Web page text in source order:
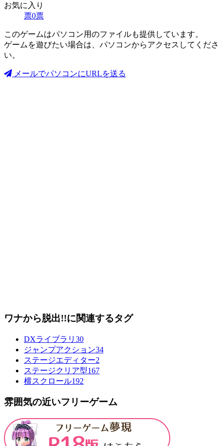
お気に入り
票0票
このゲームはパソコン用のファイルも提供しています。
ゲームを遊びたい場合は、パソコンからアクセスしてくださ
い。
メールでパソコンにURLを送る
ワナから脱出!!に関連するタグ
DXライブラリ 30
ジャンプアクション34
ステージエディター2
ステージクリア型167
横スクロール192
雰囲気の近いフリーゲーム